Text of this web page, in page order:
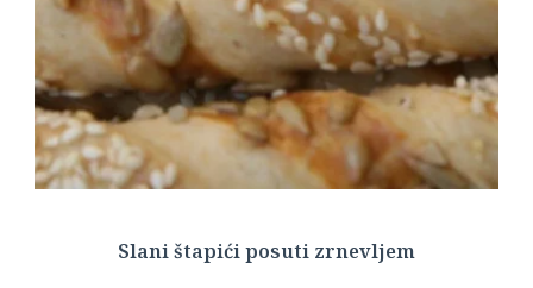
Slani štapići posuti zrnevljem